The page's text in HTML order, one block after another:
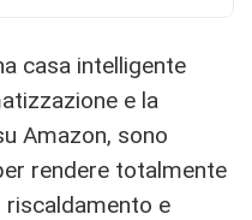
casa intelligente
e la
Amazon, sono
rendere totalmente
e